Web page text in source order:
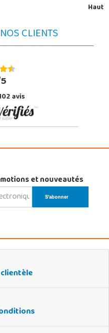
Haut
CLIENTS
avis
et nouveautés